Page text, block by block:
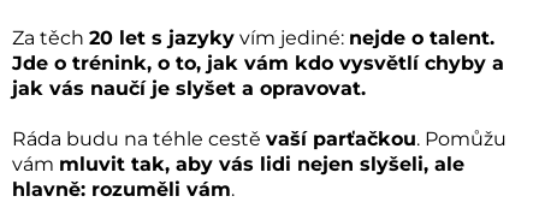
Za těch 20 let s jazyky vím jediné: nejde o talent.
Jde o trénink, o to, jak vám kdo vysvětlí chyby a
jak vás naučí je slyšet a opravovat.
Ráda budu na téhle cestě vaší parťačkou. Pomůžu
vám mluvit tak, aby vás lidi nejen slyšeli, ale
hlavně: rozuměli vám.